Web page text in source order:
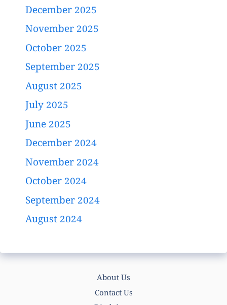
December 2025
November 2025
October 2025
September 2025
August 2025
July 2025
June 2025
December 2024
November 2024
October 2024
September 2024
August 2024
About Us
Contact Us